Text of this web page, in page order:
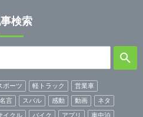
検索
ポーツ 軽トラック
営業車
名言 スバル 感動 動画
ネタ
イクル バイク アプリ
車中泊